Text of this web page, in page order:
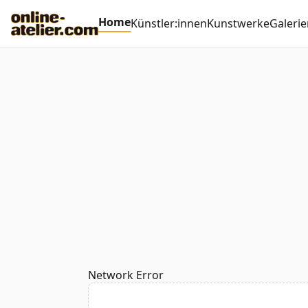
HomeKünstler:innenKunstwerke
Network Error